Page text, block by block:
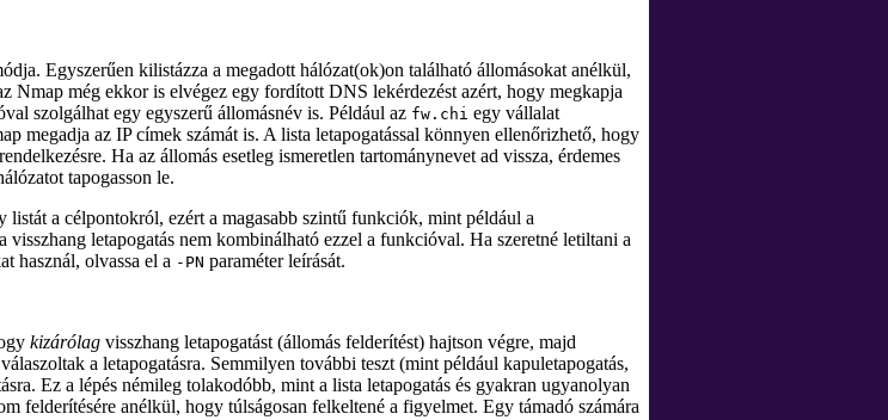
Egyszerűen kilistázza a megadott hálózat(ok)on található állomásokat anélkül,
Nmap még ekkor is elvégez egy fordított DNS lekérdezést azért, hogy megkapja
szolgálhat egy egyszerű állomásnév is. Például az fw.chi egy vállalat
megadja az IP címek számát is. A lista letapogatással könnyen ellenőrizhető, hogy
Ha az állomás esetleg ismeretlen tartománynevet ad vissza, érdemes
tapogasson le.
a célpontokról, ezért a magasabb szintű funkciók, mint például a
visszhang letapogatás nem kombinálható ezzel a funkcióval. Ha szeretné letiltani a
használ, olvassa el a -PN paraméter leírását.
kizárólag visszhang letapogatást (állomás felderítést) hajtson végre, majd
a letapogatásra. Semmilyen további teszt (mint például kapuletapogatás,
Ez a lépés némileg tolakodóbb, mint a lista letapogatás és gyakran ugyanolyan
felderítésére anélkül, hogy túlságosan felkeltené a figyelmet. Egy támadó számára